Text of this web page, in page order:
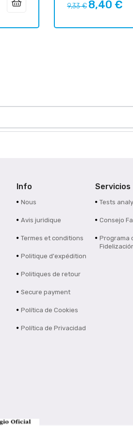
Prix
9,33 € Prix
8,40 €
Info
Nous
Avis juridique
Termes et conditions
Politique d'expédition
Politiques de retour
Secure payment
Política de Cookies
Política de Privacidad
Servicios
Tests
Consejo
Programa